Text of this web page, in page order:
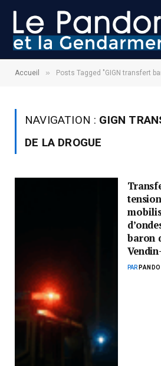
Accueil » Posts Tagged "GIGN transfert
NAVIGATION : GIGN
DE LA DROGUE
baron
PAR